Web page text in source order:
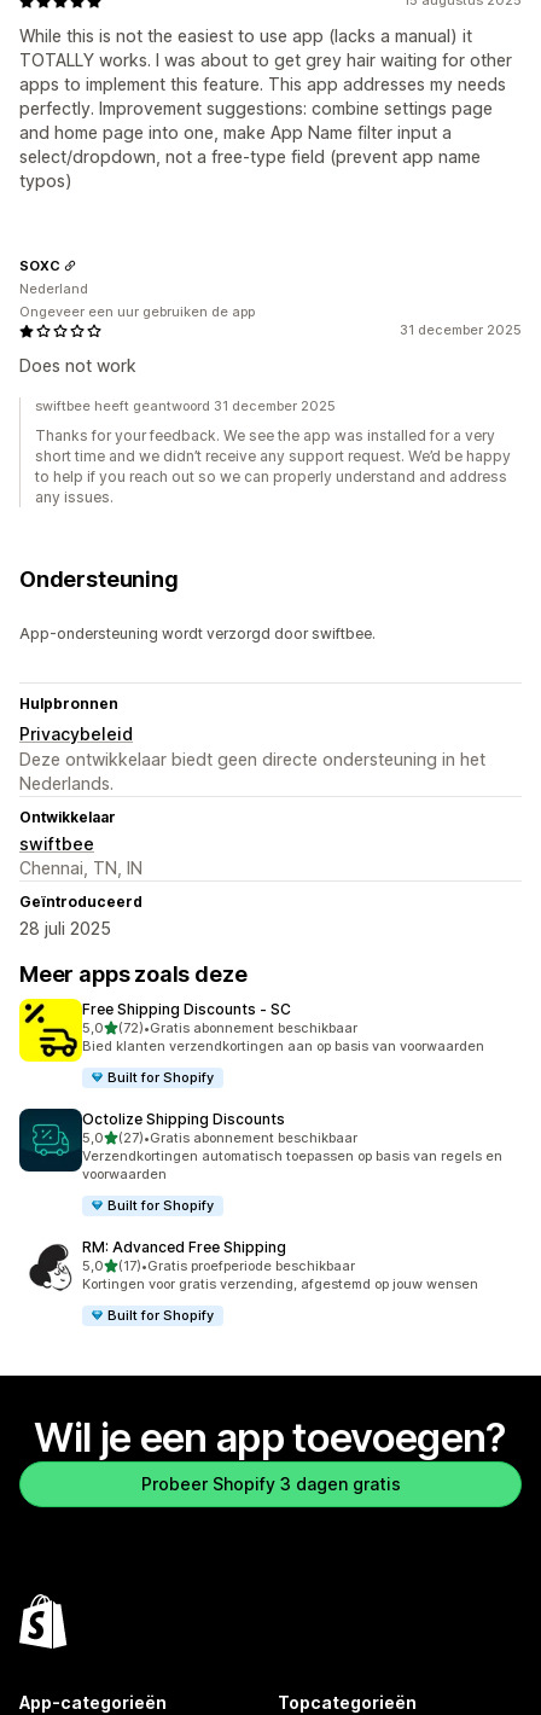
While this is not the easiest to use app (lacks a manual) it
TOTALLY works. I was about to get grey hair waiting for other
apps to implement this feature. This app addresses my needs
perfectly. Improvement suggestions: combine settings page
and home page into one, make App Name filter input a
select/dropdown, not a free-type field (prevent app name
typos)
31 december 2025
Does not work
SOXC
Nederland
Ongeveer een uur gebruiken de app
swiftbee heeft geantwoord 31 december 2025
Thanks for your feedback. We see the app was installed for a very
short time and we didn’t receive any support request. We’d be happy
to help if you reach out so we can properly understand and address
any issues.
Ondersteuning
App-ondersteuning wordt verzorgd door swiftbee.
Hulpbronnen
Privacybeleid
Deze ontwikkelaar biedt geen directe ondersteuning in het
Nederlands.
Ontwikkelaar
swiftbee
Chennai, TN, IN
Geïntroduceerd
28 juli 2025
Meer apps zoals deze
Free Shipping Discounts ‑ SC
5,0van 5 sterren
(72)
72 recensies in totaal
•Gratis abonnement beschikbaar
Bied klanten verzendkortingen aan op basis van voorwaarden
Built for Shopify
Octolize Shipping Discounts
5,0van 5 sterren
(27)
27 recensies in totaal
•Gratis abonnement beschikbaar
Verzendkortingen automatisch toepassen op basis van regels en
voorwaarden
Built for Shopify
RM: Advanced Free Shipping
5,0van 5 sterren
(17)
17 recensies in totaal
•Gratis proefperiode beschikbaar
Kortingen voor gratis verzending, afgestemd op jouw wensen
Built for Shopify
Wil je een app toevoegen?
Probeer Shopify 3 dagen gratis
App-categorieën Topcategorieën